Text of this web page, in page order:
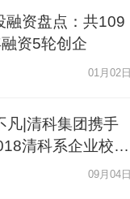
融资盘点：共109
资5轮创企
01月02日
凡|清科集团携手
清科系企业校园
09月04日